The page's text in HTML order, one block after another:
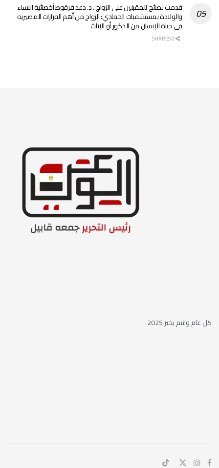
قدمت نصائح للمقبلين على الزواج.. د. دعد قرقوط أخصائية النساء
والولادة بمستشفيات الحمادي: الزواج من أهم القرارات المصيرية
في حياة الإنسان من الذكور أو الإناث
كل عام وانتم بخير 2025